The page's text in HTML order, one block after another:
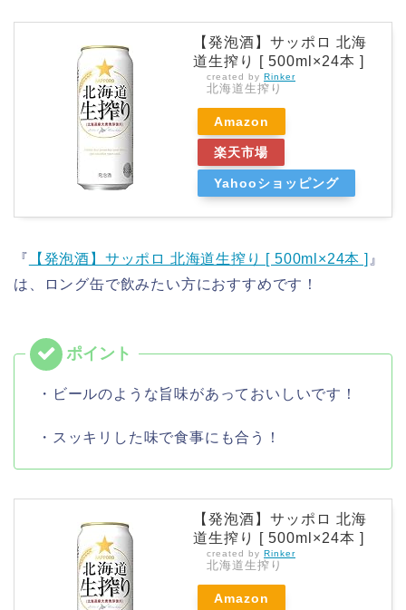
【発泡酒】サッポロ 北海
道生搾り [ 500ml×24本 ]
created by Rinker
北海道生搾り
Amazon
楽天市場
Yahooショッピング
『 【発泡酒】サッポロ 北海道生搾り [ 500ml×24本 ] 』
は、ロング缶で飲みたい方におすすめです！
・ビールのような旨味があっておいしいです！
・スッキリした味で食事にも合う！
【発泡酒】サッポロ 北海
道生搾り [ 500ml×24本 ]
created by Rinker
北海道生搾り
Amazon